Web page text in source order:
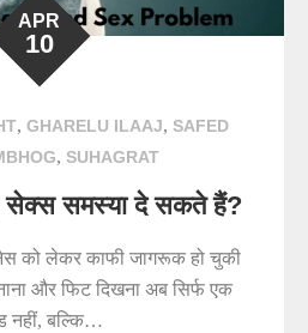
APR
10
, GHARELU ILAAJ, SAFED
, SUHAGRAT
सेक्स समस्या दे सकते हैं?
को लेकर काफी जागरूक हो चुकी
और फिट दिखना अब सिर्फ एक
नहीं, बल्कि…